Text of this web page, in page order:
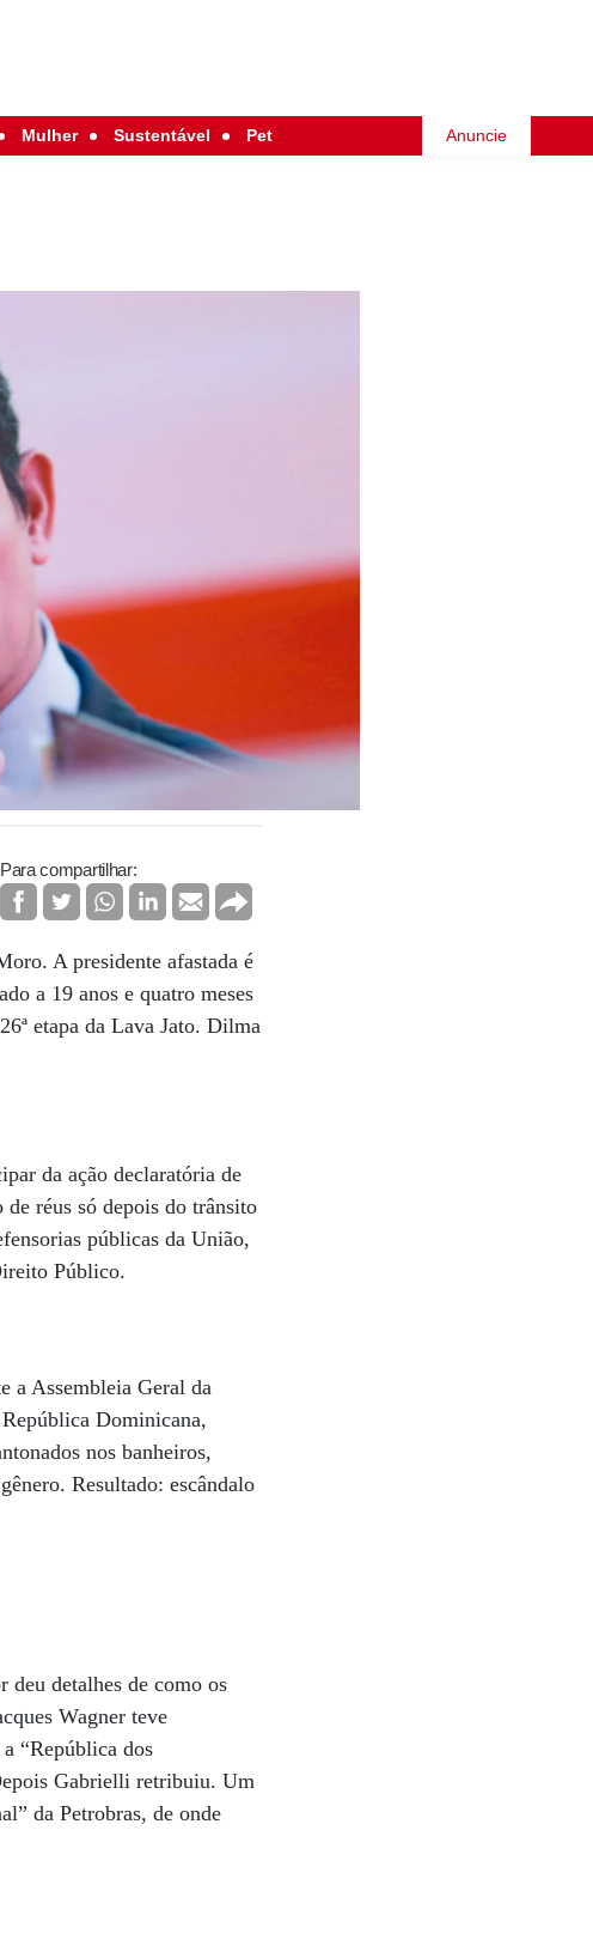
Mulher Sustentável Pet Anuncie
Para compartilhar:
A presidente afastada é
a 19 anos e quatro meses
etapa da Lava Jato. Dilma
da ação declaratória de
réus só depois do trânsito
públicas da União,
Público.
a Assembleia Geral da
Dominicana,
nos banheiros,
Resultado: escândalo
deu detalhes de como os
Wagner teve
“República dos
Gabrielli retribuiu. Um
da Petrobras, de onde